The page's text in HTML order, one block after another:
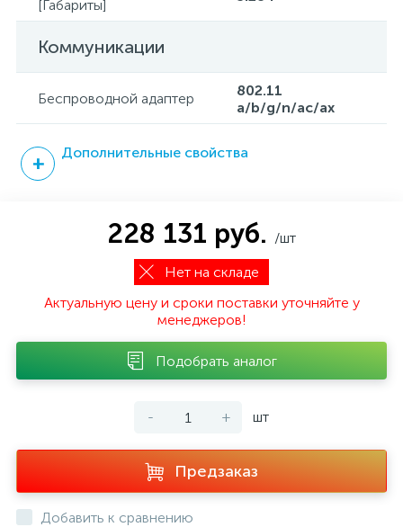
[Габариты]
Коммуникации
Беспроводной адаптер
802.11
a/b/g/n/ac/ax
Дополнительные свойства
228 131 руб. /шт
Нет на складе
Актуальную цену и сроки поставки уточняйте у
менеджеров!
Подобрать аналог
- + шт
Предзаказ
Добавить к сравнению